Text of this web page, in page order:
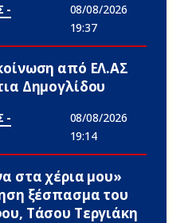
-
08/08/2026
19:37
από ΕΛ.ΑΣ
Δημογλίδου
-
08/08/2026
19:14
στα χέρια μου»
ξέσπασμα του
Τάσου Τεργιάκη